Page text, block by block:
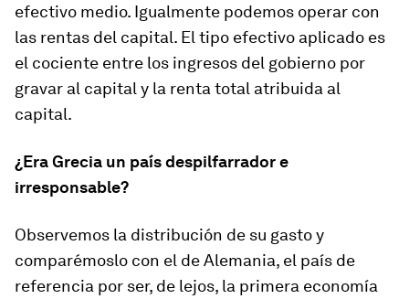
efectivo medio. Igualmente podemos operar con
las rentas del capital. El tipo efectivo aplicado es
el cociente entre los ingresos del gobierno por
gravar al capital y la renta total atribuida al
capital.
¿Era Grecia un país despilfarrador e
irresponsable?
Observemos la distribución de su gasto y
comparémoslo con el de Alemania, el país de
referencia por ser, de lejos, la primera economía